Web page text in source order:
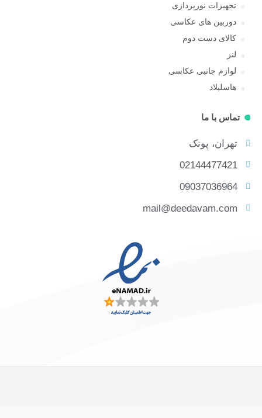
تجهیزات نورپردازی
دوربین های عکاسی
کالای دست دوم
لنز
لوازم جانبی عکاسی
هاسلبلاد
تماس با ما
تهران، پونک
02144477421
09037036964
mail@deedavam.com